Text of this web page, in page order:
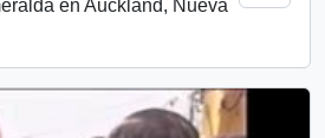
en Auckland, Nueva